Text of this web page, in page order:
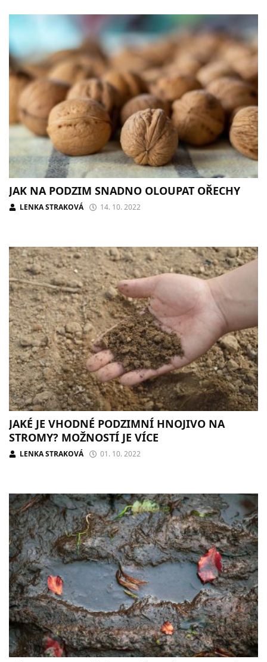
JAK NA PODZIM SNADNO OLOUPAT OŘECHY
LENKA STRAKOVÁ 14. 10. 2022
JAKÉ JE VHODNÉ PODZIMNÍ HNOJIVO NA
STROMY? MOŽNOSTÍ JE VÍCE
LENKA STRAKOVÁ 01. 10. 2022